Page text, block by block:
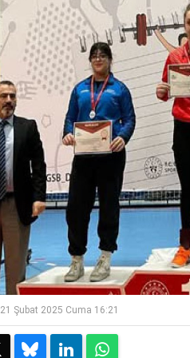
21 Şubat 2025 Cuma 16:21